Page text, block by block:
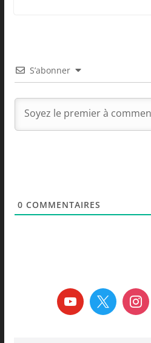
S’abonner
0 COMMENTAIRES